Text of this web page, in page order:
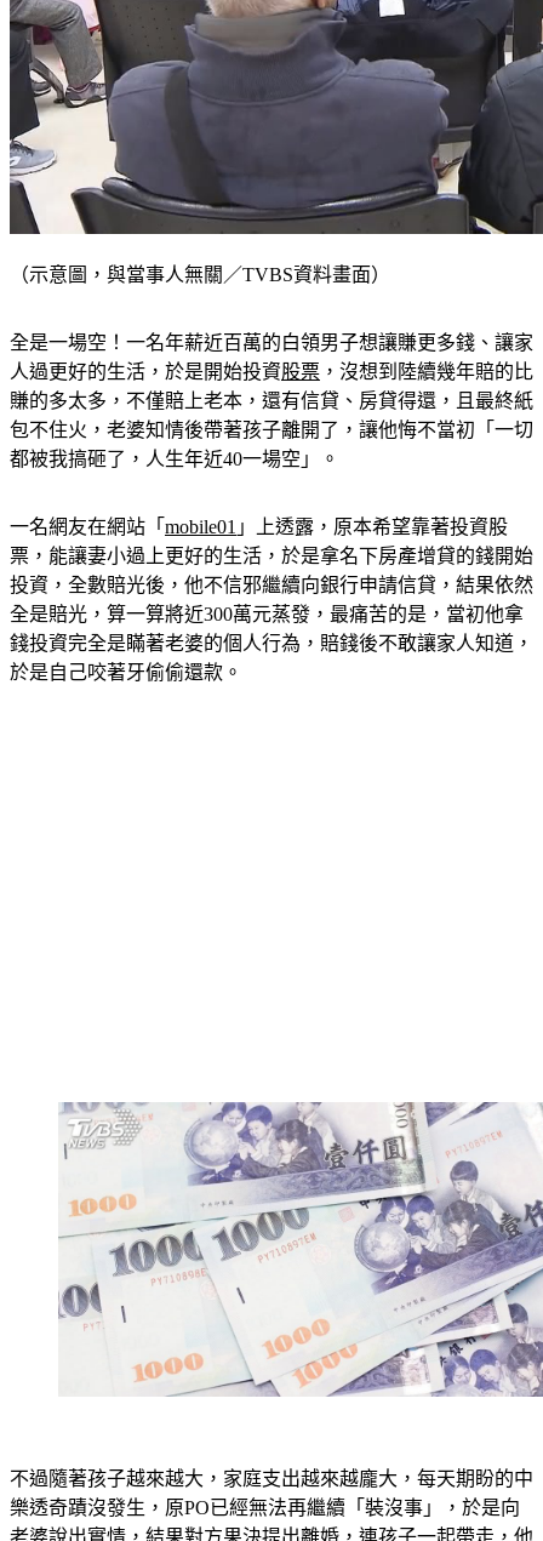
（示意圖，與當事人無關／TVBS資料畫面）
全是一場空！一名年薪近百萬的白領男子想讓賺更多錢、讓家
人過更好的生活，於是開始投資股票 ，沒想到陸續幾年賠的比
賺的多太多，不僅賠上老本，還有信貸、房貸得還，且最終紙
包不住火，老婆知情後帶著孩子離開了，讓他悔不當初「一切
都被我搞砸了，人生年近40一場空」。
一名網友在網站「 mobile01 」上透露，原本希望靠著投資股
票，能讓妻小過上更好的生活，於是拿名下房產增貸的錢開始
投資，全數賠光後，他不信邪繼續向銀行申請信貸，結果依然
全是賠光，算一算將近300萬元蒸發，最痛苦的是，當初他拿
錢投資完全是瞞著老婆的個人行為，賠錢後不敢讓家人知道，
於是自己咬著牙偷偷還款。
不過隨著孩子越來越大，家庭支出越來越龐大，每天期盼的中
樂透奇蹟沒發生，原PO已經無法再繼續「裝沒事」，於是向
老婆說出實情，結果對方果決提出離婚，連孩子一起帶走，他